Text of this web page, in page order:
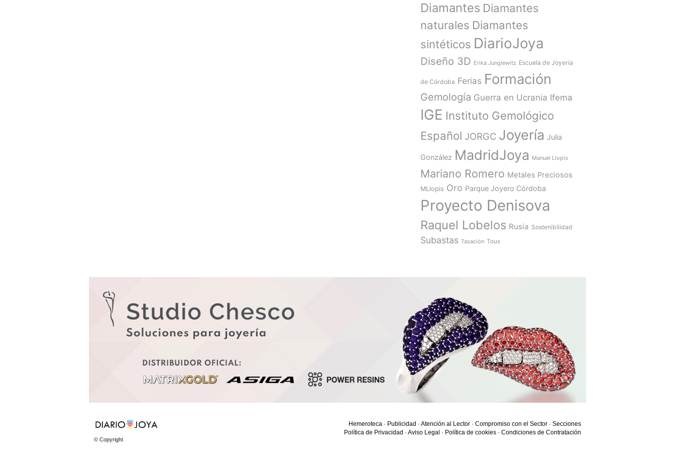
Diamantes Diamantes
naturales Diamantes
sintéticos DiarioJoya
Diseño 3D Erika Junglewitz Escuela de Joyería
de Córdoba Ferias Formación
Gemología Guerra en Ucrania Ifema
IGE Instituto Gemológico
Español JORGC Joyería Julia
González MadridJoya Manuel Llopis
Mariano Romero Metales Preciosos
MLlopis Oro Parque Joyero Córdoba
Proyecto Denisova
Raquel Lobelos Rusia Sostenibilidad
Subastas Tasación Tous
© Copyright
Hemeroteca · Publicidad · Atención al Lector · Compromiso con el Sector · Secciones
Política de Privacidad · Aviso Legal · Política de cookies · Condiciones de Contratación